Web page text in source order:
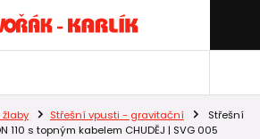
Střešní vpusti - gravitační
Střešní
110 s topným kabelem CHUDĚJ | SVG 005